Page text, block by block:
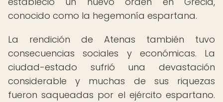
conocido como la hegemonía espartana.
La rendición de Atenas también tuvo
consecuencias sociales y económicas. La
ciudad-estado sufrió una devastación
considerable y muchas de sus riquezas
fueron saqueadas por el ejército espartano.